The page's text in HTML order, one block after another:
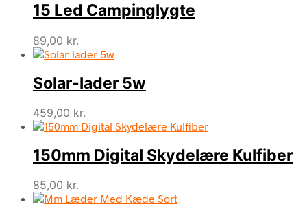
15 Led Campinglygte
89,00 kr.
Solar-lader 5w
459,00 kr.
150mm Digital Skydelære Kulfiber
85,00 kr.